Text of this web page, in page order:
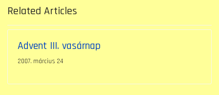
Related Articles
Advent III. vasárnap
2007. március 24